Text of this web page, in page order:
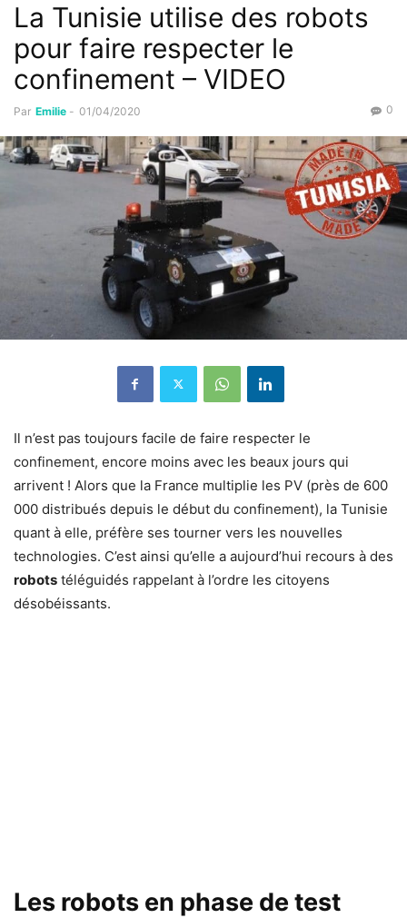
La Tunisie utilise des robots
pour faire respecter le
confinement – VIDEO
Par Emilie - 01/04/2020 0
Il n’est pas toujours facile de faire respecter le
confinement, encore moins avec les beaux jours qui
arrivent ! Alors que la France multiplie les PV (près de 600
000 distribués depuis le début du confinement), la Tunisie
quant à elle, préfère ses tourner vers les nouvelles
technologies. C’est ainsi qu’elle a aujourd’hui recours à des
robots téléguidés rappelant à l’ordre les citoyens
désobéissants.
Les robots en phase de test